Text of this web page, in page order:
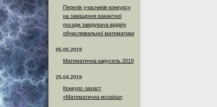
Перелік учасників конкурсу
на заміщення вакантної
посади завідувача відділу
обчислювальної математики
05.05.2019
Математична карусель 2019
25.04.2019
Конкурс-захист
«Математична мозаїка»